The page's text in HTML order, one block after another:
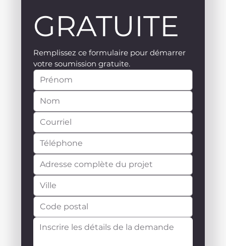
GRATUITE
Remplissez ce formulaire pour démarrer
votre soumission gratuite.